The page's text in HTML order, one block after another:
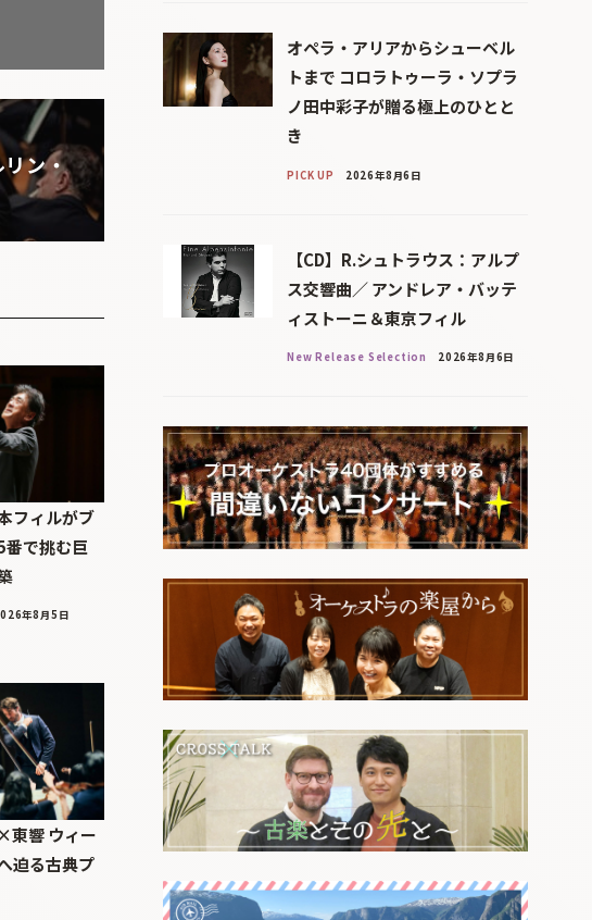
ン・
フィルがブ
番で挑む巨
年8月5日
東響 ウィー
迫る古典プ
オペラ・アリアからシューベル
トまで コロラトゥーラ・ソプラ
ノ田中彩子が贈る極上のひとと
き
PICK UP 2026年8月6日
【CD】R.シュトラウス：アルプ
ス交響曲／ アンドレア・バッテ
ィストーニ＆東京フィル
New Release Selection 2026年8月6日